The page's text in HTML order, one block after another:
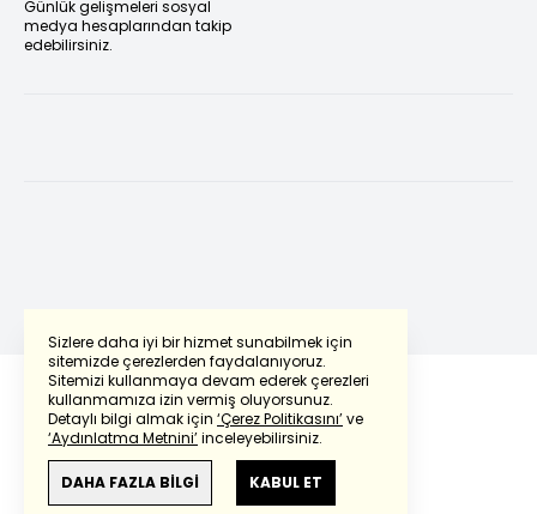
Sizlere daha iyi bir hizmet sunabilmek için
sitemizde çerezlerden faydalanıyoruz.
Sitemizi kullanmaya devam ederek çerezleri
kullanmamıza izin vermiş oluyorsunuz.
Detaylı bilgi almak için ‘Çerez Politikasını’ve
‘Aydınlatma Metnini’inceleyebilirsiniz.
DAHA FAZLA BİLGİ KABUL ET
Günlük gelişmeleri sosyal
medya hesaplarından takip
edebilirsiniz.